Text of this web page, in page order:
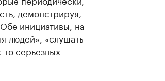
демонстрируя,
инициативы, на
людей», «слушать
то серьезных